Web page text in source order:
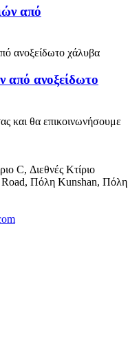
από
από ανοξείδωτο
και θα επικοινωνήσουμε
C, Διεθνές Κτίριο
Πόλη Kunshan, Πόλη